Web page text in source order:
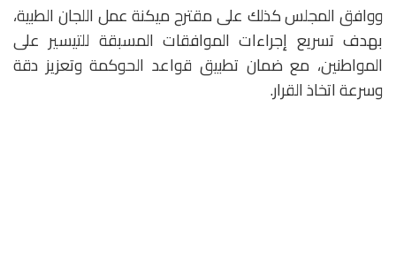
ووافق المجلس كذلك على مقترح ميكنة عمل اللجان الطبية،
بهدف تسريع إجراءات الموافقات المسبقة للتيسير على
المواطنين، مع ضمان تطبيق قواعد الحوكمة وتعزيز دقة
وسرعة اتخاذ القرار.